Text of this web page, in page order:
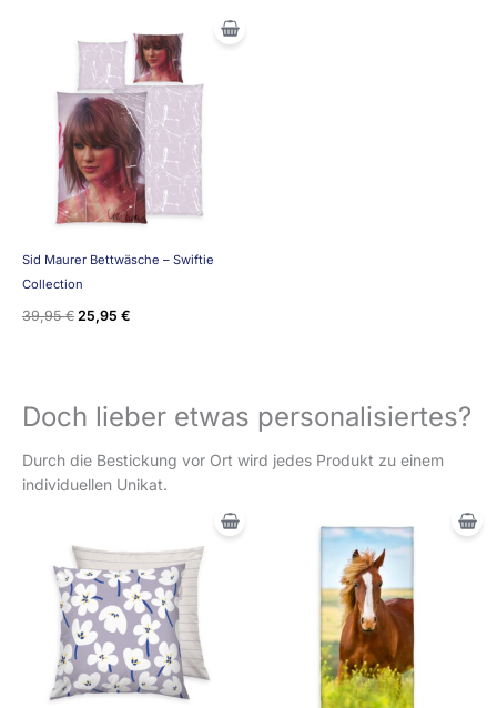
Sid Maurer Bettwäsche – Swiftie
Collection
39,95€
Preis
war:
39,95 €
25,95 €
Preis
ist:
25,95 €.
Doch lieber etwas personalisiertes?
Durch die Bestickung vor Ort wird jedes Produkt zu einem
individuellen Unikat.